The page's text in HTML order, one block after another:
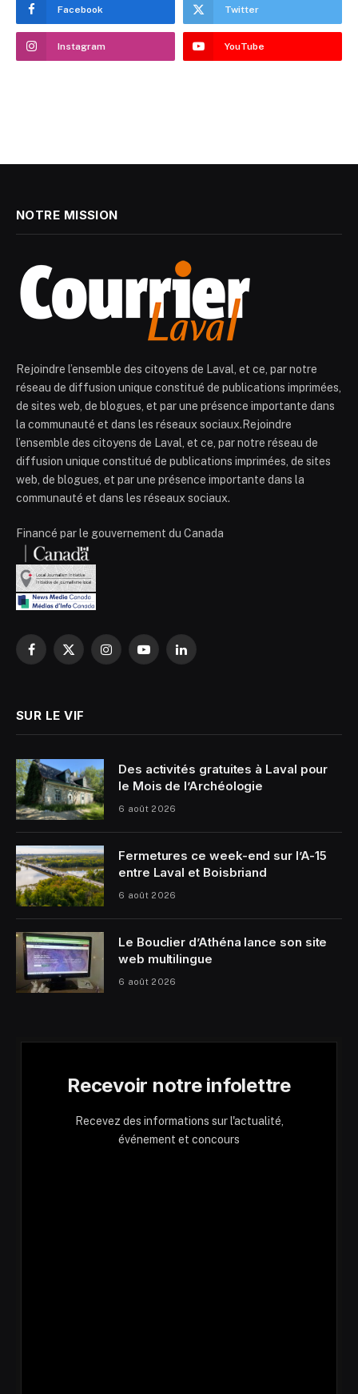
Facebook Twitter
Instagram YouTube
NOTRE MISSION
Rejoindre l’ensemble des citoyens de Laval, et ce, par notre
réseau de diffusion unique constitué de publications imprimées,
de sites web, de blogues, et par une présence importante dans
la communauté et dans les réseaux sociaux.Rejoindre
l’ensemble des citoyens de Laval, et ce, par notre réseau de
diffusion unique constitué de publications imprimées, de sites
web, de blogues, et par une présence importante dans la
communauté et dans les réseaux sociaux.
Financé par le gouvernement du Canada
Facebook
X
InstagramYouTubeLinkedIn
SUR LE VIF
Des activités gratuites à Laval pour
le Mois de l’Archéologie
6 août 2026
Fermetures ce week-end sur l’A-15
entre Laval et Boisbriand
6 août 2026
Le Bouclier d’Athéna lance son site
web multilingue
6 août 2026
Recevoir notre infolettre
Recevez des informations sur l'actualité,
événement et concours